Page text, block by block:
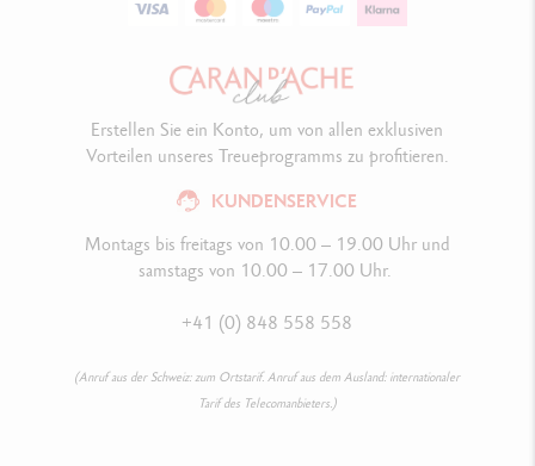
KUNDENSERVICE
Montags bis freitags von 10.00 – 19.00 Uhr und
samstags von 10.00 – 17.00 Uhr.
+41 (0) 848 558 558
(Anruf aus der Schweiz: zum Ortstarif. Anruf aus dem Ausland: internationaler
Tarif des Telecomanbieters.)
Erstellen Sie ein Konto, um von allen exklusiven
Vorteilen unseres Treueprogramms zu profitieren.